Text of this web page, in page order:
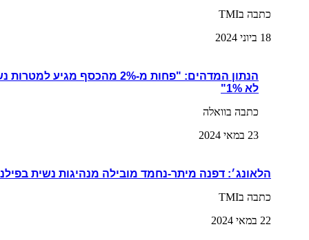
כתבה בTMI
18 ביוני 2024
הנתון המדהים: "פחות מ-2% מהכסף
לא 1%"
כתבה בוואלה
23 במאי 2024
הלאונג׳: דפנה מיתר-נחמד מובילה מנהיגות נשית
כתבה בTMI
22 במאי 2024